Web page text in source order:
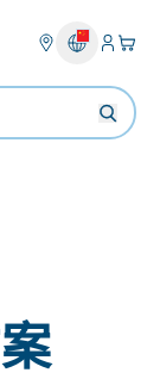
登入
您